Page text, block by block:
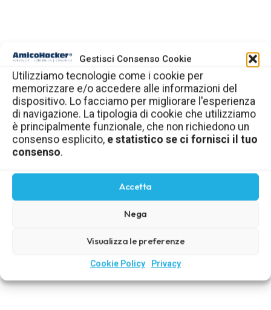
Gestisci Consenso Cookie
Utilizziamo tecnologie come i cookie per
memorizzare e/o accedere alle informazioni del
dispositivo. Lo facciamo per migliorare l'esperienza
di navigazione. La tipologia di cookie che utilizziamo
è principalmente funzionale, che non richiedono un
consenso esplicito, e statistico se ci fornisci il tuo
consenso.
Accetta
Nega
Visualizza le preferenze
Cookie Policy Privacy